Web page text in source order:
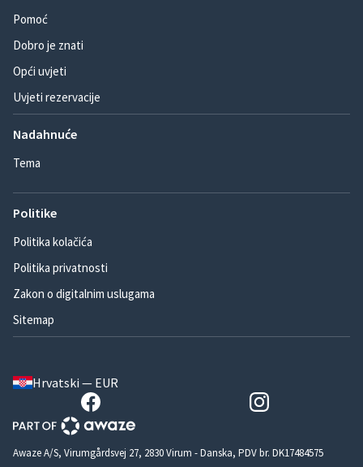
Pomoć
Dobro je znati
Opći uvjeti
Uvjeti rezervacije
Nadahnuće
Tema
Politike
Politika kolačića
Politika privatnosti
Zakon o digitalnim uslugama
Sitemap
Hrvatski — EUR
Awaze A/S, Virumgårdsvej 27, 2830 Virum - Danska, PDV br. DK17484575